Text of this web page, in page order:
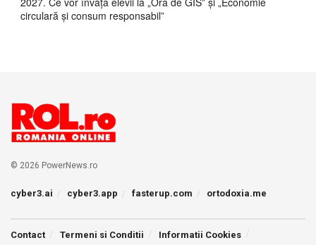
circulară și consum responsabil”
© 2026 PowerNews.ro
cyber3.ai cyber3.app fasterup.com ortodoxia.me
Contact Termeni si Conditii Informatii Cookies